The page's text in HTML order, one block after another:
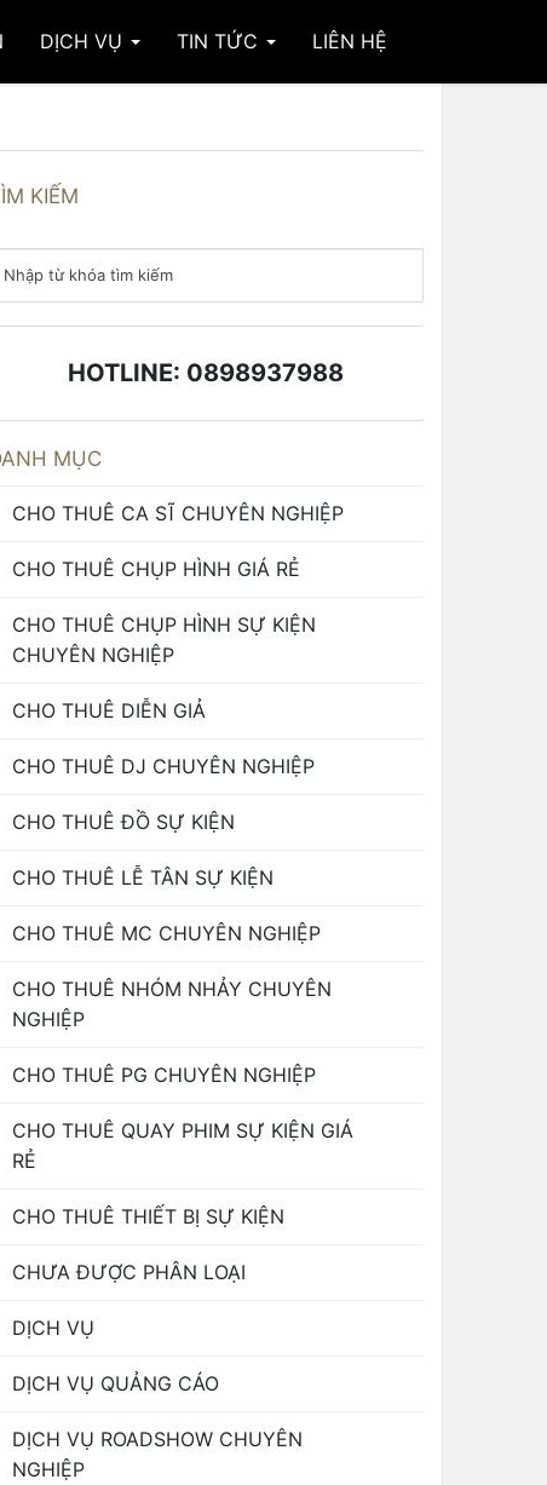
DỊCH VỤ TIN TỨC LIÊN HỆ
KIẾM
HOTLINE: 0898937988
MỤC
CHO THUÊ CA SĨ CHUYÊN NGHIỆP
CHO THUÊ CHỤP HÌNH GIÁ RẺ
CHO THUÊ CHỤP HÌNH SỰ KIỆN
CHUYÊN NGHIỆP
CHO THUÊ DIỄN GIẢ
CHO THUÊ DJ CHUYÊN NGHIỆP
CHO THUÊ ĐỒ SỰ KIỆN
CHO THUÊ LỄ TÂN SỰ KIỆN
CHO THUÊ MC CHUYÊN NGHIỆP
CHO THUÊ NHÓM NHẢY CHUYÊN
NGHIỆP
CHO THUÊ PG CHUYÊN NGHIỆP
CHO THUÊ QUAY PHIM SỰ KIỆN GIÁ
RẺ
CHO THUÊ THIẾT BỊ SỰ KIỆN
CHƯA ĐƯỢC PHÂN LOẠI
DỊCH VỤ
DỊCH VỤ QUẢNG CÁO
DỊCH VỤ ROADSHOW CHUYÊN
NGHIỆP